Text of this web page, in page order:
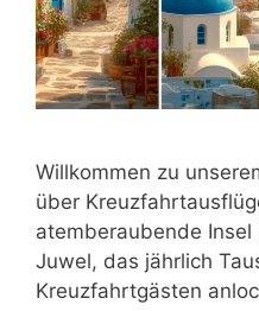
Willkommen zu
über
atemberaubende
Juwel, das jährlich
Kreuzfahrtgästen